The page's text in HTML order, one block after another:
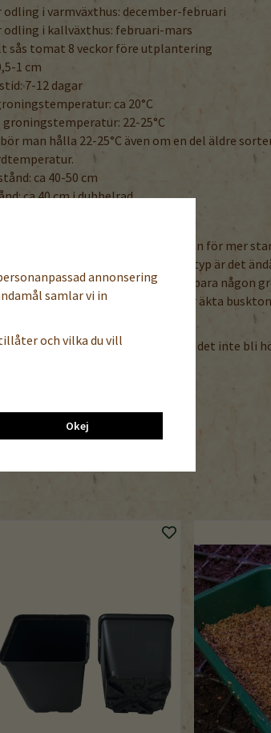
odling i varmväxthus: december-februari
odling i kallväxthus: februari-mars
sås tomat 8 veckor före utplantering
1 cm
7-12 dagar
ca 20°C
22-25°C
bör man hålla 22-25°C även om en del äldre
ca 40-50 cm
ca 40 cm i dubbelrad
inte nödvändigtvis tjyvning, men för mer
mellan uppbindnings- och busktyp är det
Glesa vid mellanform ut eller låt bara någon
finns mer än en klase per gren. För äkta
ventilering god i växthuset och låt det inte bli
/ finska / engelska / tyska
/ Tomaatti / Tomato / Tomaten
annonsering
samlar vi in
och vilka du vill
Okej